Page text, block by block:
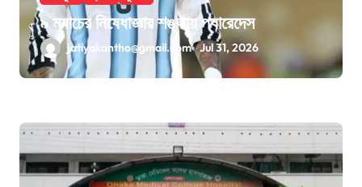
৯ ম্যাচের নিষেধাজ্ঞার শঙ্কায় প্যারেদেস
jatiyakantho@gmail.com Jul 31, 2026